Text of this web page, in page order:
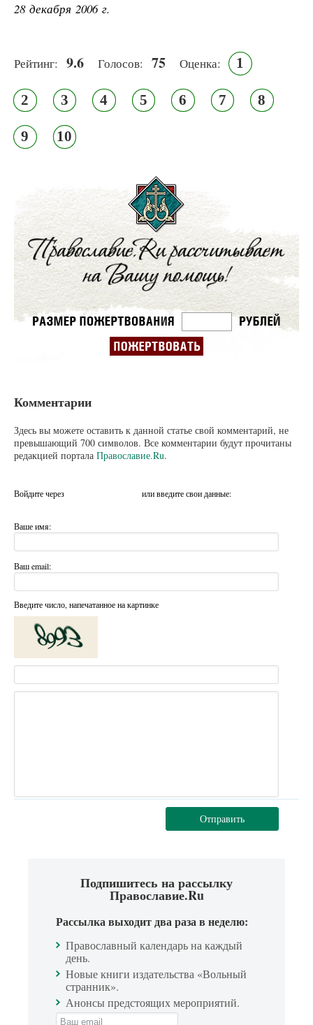
28 декабря 2006 г.
Рейтинг: 9.6 Голосов: 75 Оценка: 1
2 3 4 5 6 7 8
9 10
Комментарии
Здесь вы можете оставить к данной статье свой комментарий, не
превышающий 700 символов. Все комментарии будут прочитаны
редакцией портала Православие.Ru.
Войдите через или введите свои данные:
Ваше имя:
Ваш email:
Введите число, напечатанное на картинке
Отправить
Подпишитесь на рассылку
Православие.Ru
Рассылка выходит два раза в неделю:
Православный календарь на каждый
день.
Новые книги издательства «Вольный
странник».
Анонсы предстоящих мероприятий.